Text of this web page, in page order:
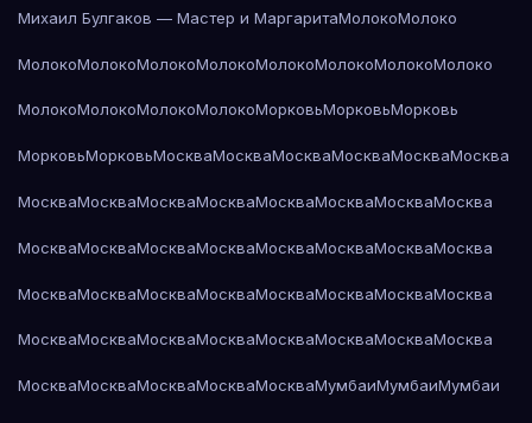
Михаил Булгаков — Мастер и МаргаритаМолокоМолоко
МолокоМолокоМолокоМолокоМолокоМолокоМолокоМолоко
МолокоМолокоМолокоМолокоМорковьМорковьМорковь
МорковьМорковьМоскваМоскваМоскваМоскваМоскваМосква
МоскваМоскваМоскваМоскваМоскваМоскваМоскваМосква
МоскваМоскваМоскваМоскваМоскваМоскваМоскваМосква
МоскваМоскваМоскваМоскваМоскваМоскваМоскваМосква
МоскваМоскваМоскваМоскваМоскваМоскваМоскваМосква
МоскваМоскваМоскваМоскваМоскваМумбаиМумбаиМумбаи